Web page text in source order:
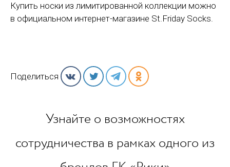
Купить носки из лимитированной коллекции можно
в официальном интернет-магазине St.Friday Socks.
Поделиться
Узнайте о возможностях
сотрудничества в рамках одного из